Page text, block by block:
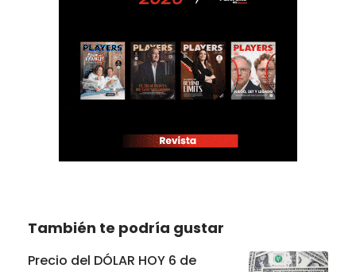
También te podría gustar
Precio del DÓLAR HOY 6 de